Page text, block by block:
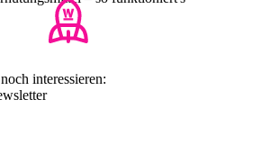
interessieren: